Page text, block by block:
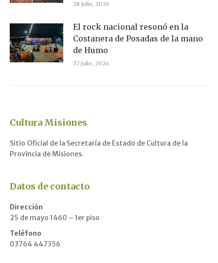
28 julio, 2026
El rock nacional resonó en la
Costanera de Posadas de la mano
de Humo
27 julio, 2026
Cultura Misiones
Sitio Oficial de la Secretaría de Estado de Cultura de la
Provincia de Misiones.
Datos de contacto
Dirección
25 de mayo 1460 – 1er piso
Teléfono
03764 447356